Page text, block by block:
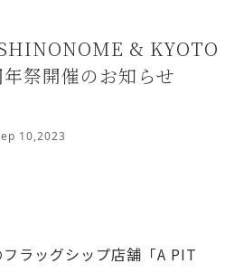
& KYOTO
祭開催のお知らせ
10,2023
ラッグシップ店舗「A PIT